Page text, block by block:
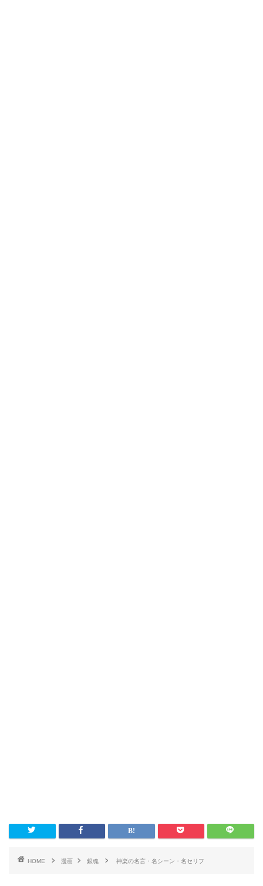
HOME 漫画 銀魂 神楽の名言・名シーン・名セリフ